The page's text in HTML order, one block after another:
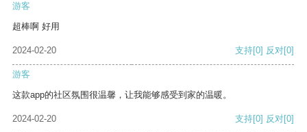
游客
超棒啊 好用
2024-02-20 支持[0] 反对[0]
游客
这款app的社区氛围很温馨，让我能够感受到家的温暖。
2024-02-20 支持[0] 反对[0]